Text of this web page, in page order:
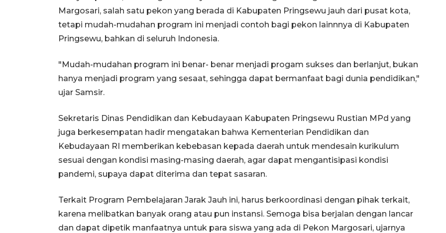
Margosari, salah satu pekon yang berada di Kabupaten Pringsewu jauh dari pusat kota,
tetapi mudah-mudahan program ini menjadi contoh bagi pekon lainnnya di Kabupaten
Pringsewu, bahkan di seluruh Indonesia.
"Mudah-mudahan program ini benar- benar menjadi progam sukses dan berlanjut, bukan
hanya menjadi program yang sesaat, sehingga dapat bermanfaat bagi dunia pendidikan,"
ujar Samsir.
Sekretaris Dinas Pendidikan dan Kebudayaan Kabupaten Pringsewu Rustian MPd yang
juga berkesempatan hadir mengatakan bahwa Kementerian Pendidikan dan
Kebudayaan RI memberikan kebebasan kepada daerah untuk mendesain kurikulum
sesuai dengan kondisi masing-masing daerah, agar dapat mengantisipasi kondisi
pandemi, supaya dapat diterima dan tepat sasaran.
Terkait Program Pembelajaran Jarak Jauh ini, harus berkoordinasi dengan pihak terkait,
karena melibatkan banyak orang atau pun instansi. Semoga bisa berjalan dengan lancar
dan dapat dipetik manfaatnya untuk para siswa yang ada di Pekon Margosari, ujarnya